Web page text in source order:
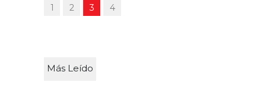
1 2 3 4
Más Leído